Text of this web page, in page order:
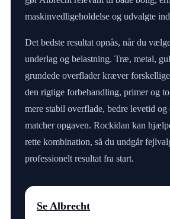
maskinvedligeholdelse og udvalgte
Det bedste resultat opnås, når du
underlag og belastning. Træ, metal,
grundede overflader kræver
den rigtige forbehandling, primer og
mere stabil overflade, bedre levetid
matcher opgaven. Rockidan kan
rette kombination, så du undgår
professionelt resultat fra start.
Se Albrecht